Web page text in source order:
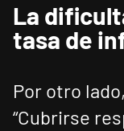
La
tasa de
Por otro
“Cubrirse